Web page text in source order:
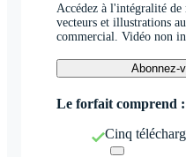
Accédez à l'intégralité de
vecteurs et illustrations
commercial. Vidéo non
Abonnez-
Le forfait comprend :
Cinq